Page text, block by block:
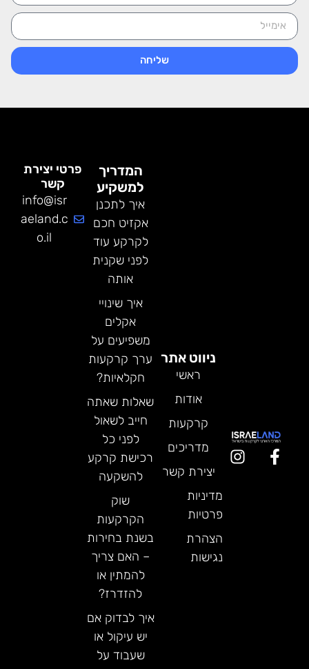
שליחה
ניווט אתר
ראשי
אודות
קרקעות
מדריכים
יצירת קשר
מדיניות
פרטיות
הצהרת
נגישות
המדריך
למשקיע
איך לתכנן
אקזיט חכם
לקרקע עוד
לפני שקנית
אותה
איך שינויי
אקלים
משפיעים על
ערך קרקעות
חקלאיות?
שאלות שאתה
חייב לשאול
לפני כל
רכישת קרקע
להשקעה
שוק
הקרקעות
בשנת בחירות
– האם צריך
להמתין או
להזדרז?
איך לבדוק אם
יש עיקול או
שעבוד על
פרטי יצירת
קשר
info@isr
aeland.c
o.il